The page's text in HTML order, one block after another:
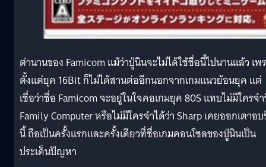
ตำนานของ Famicom แม้ว่าปู่นินจะไม่ได้ใช้ชื่อนี้ไปนานแล้ว เพ
ตั้งแต่ยุค 16Bit ก็ไม่ได้สานต่ออีกนอกจากเกมแนวย้อนยุค แต่
เชื่อว่าชื่อ Famicom จะอยู่ในใจคอเกมยุค 80S แทบไม่มีใครจ
Family Computer หรือไม่มีใครจำได้ว่า Sharp เคยออกเตาอ
นี้ ถือเป็นครั้งแรกและครั้งเดียวที่ชื่อเกมคอนโซลของปู่นินเป็น
ประเด็นปัญหา